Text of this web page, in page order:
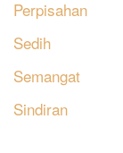
Perpisahan
Sedih
Semangat
Sindiran